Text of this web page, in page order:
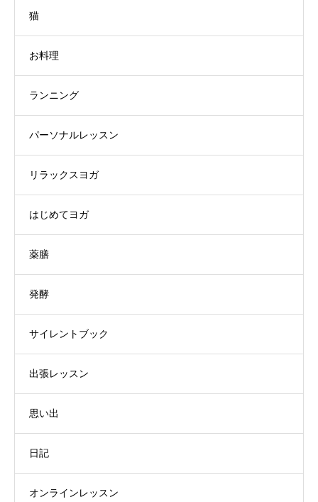
猫
お料理
ランニング
パーソナルレッスン
リラックスヨガ
はじめてヨガ
薬膳
発酵
サイレントブック
出張レッスン
思い出
日記
オンラインレッスン